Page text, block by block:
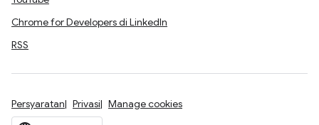
Chrome for Developers di LinkedIn
RSS
Persyaratan Privasi Manage cookies